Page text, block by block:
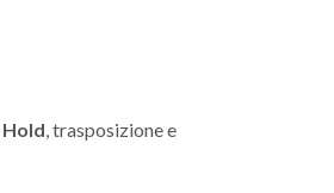
Hold, trasposizione e